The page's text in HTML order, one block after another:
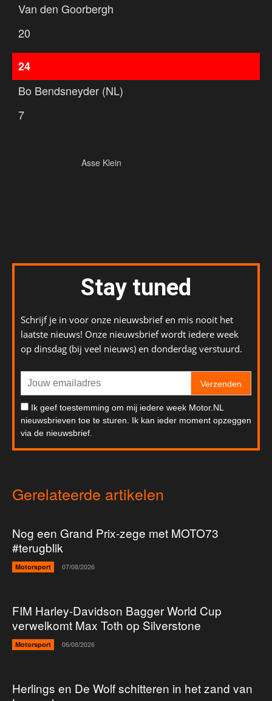
Van den Goorbergh
20
24
Bo Bendsneyder (NL)
7
Asse Klein
Stay tuned
Schrijf je in voor onze nieuwsbrief en mis nooit het
laatste nieuws! Onze nieuwsbrief wordt iedere week
op dinsdag (bij veel nieuws) en donderdag verstuurd.
Verzenden
Ik geef toestemming om mij iedere week Motor.NL
nieuwsbrieven toe te sturen. Ik kan ieder moment opzeggen
via de nieuwsbrief.
Gerelateerde artikelen
Nog een Grand Prix-zege met MOTO73
#terugblik
Motorsport 07/08/2026
FIM Harley-Davidson Bagger World Cup
verwelkomt Max Toth op Silverstone
Motorsport 06/08/2026
Herlings en De Wolf schitteren in het zand van